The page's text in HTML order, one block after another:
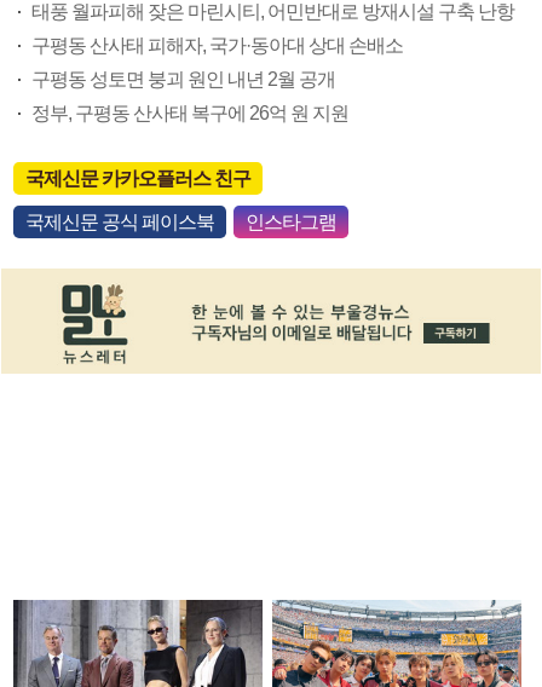
태풍 월파피해 잦은 마린시티, 어민반대로 방재시설 구축 난항
구평동 산사태 피해자, 국가·동아대 상대 손배소
구평동 성토면 붕괴 원인 내년 2월 공개
정부, 구평동 산사태 복구에 26억 원 지원
국제신문 카카오플러스 친구
국제신문 공식 페이스북 인스타그램